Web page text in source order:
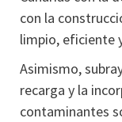
con la
limpio, eficiente
Asimismo,
recarga y la
contaminantes